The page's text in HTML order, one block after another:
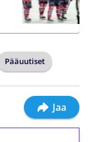
Pääuutiset
Jaa